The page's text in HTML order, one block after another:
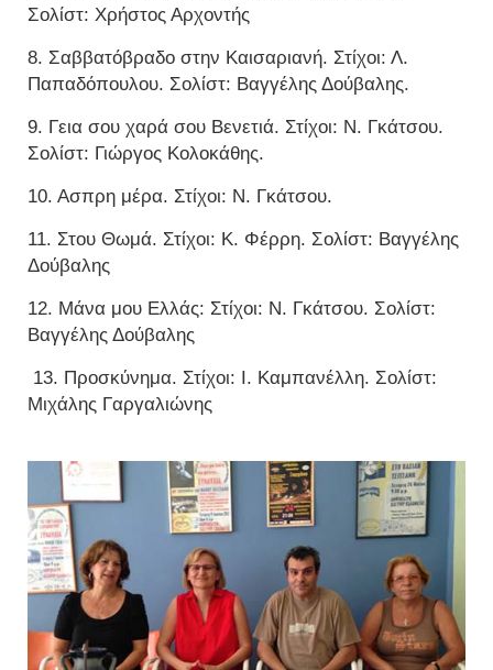
Σολίστ: Χρήστος Αρχοντής
8. Σαββατόβραδο στην Καισαριανή. Στίχοι: Λ.
Παπαδόπουλου. Σολίστ: Βαγγέλης Δούβαλης.
9. Γεια σου χαρά σου Βενετιά. Στίχοι: Ν. Γκάτσου.
Σολίστ: Γιώργος Κολοκάθης.
10. Ασπρη μέρα. Στίχοι: Ν. Γκάτσου.
11. Στου Θωμά. Στίχοι: Κ. Φέρρη. Σολίστ: Βαγγέλης
Δούβαλης
12. Μάνα μου Ελλάς: Στίχοι: Ν. Γκάτσου. Σολίστ:
Βαγγέλης Δούβαλης
13. Προσκύνημα. Στίχοι: Ι. Καμπανέλλη. Σολίστ:
Μιχάλης Γαργαλιώνης